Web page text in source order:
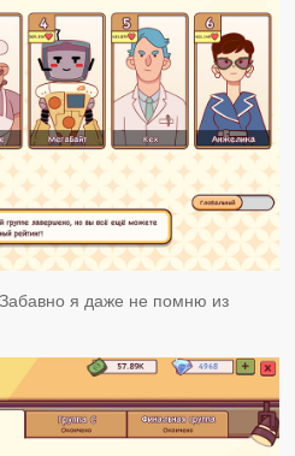
я даже не помню из